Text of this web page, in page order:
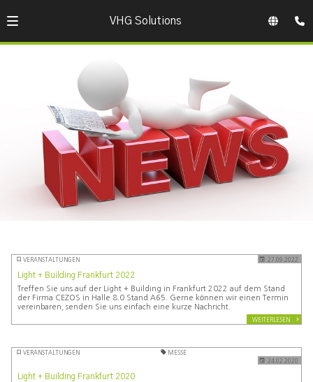
VHG Solutions
VERANSTALTUNGEN 27.09.2022
Light + Building Frankfurt 2022
Treffen Sie uns auf der Light + Building in Frankfurt 2022 auf dem Stand
der Firma CEZOS in Halle 8.0 Stand A65. Gerne können wir einen Termin
vereinbaren, senden Sie uns einfach eine kurze Nachricht.
WEITERLESEN
VERANSTALTUNGEN
MESSE
24.02.2020
Light + Building Frankfurt 2020